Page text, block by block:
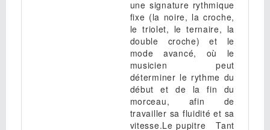
une signature rythmique
fixe (la noire, la croche,
le triolet, le ternaire, la
double croche) et le
mode avancé, où le
musicien peut
déterminer le rythme du
début et de la fin du
morceau, afin de
travailler sa fluidité et sa
vitesse.Le pupitre Tant